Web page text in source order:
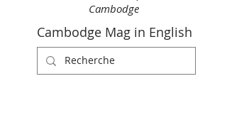
Cambodge
Cambodge Mag in English